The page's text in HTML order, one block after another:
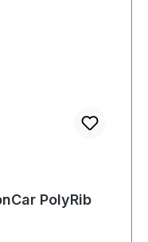
PolyRib